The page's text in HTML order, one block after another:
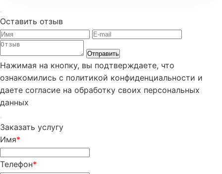
Оставить отзыв
Отправить
Нажимая на кнопку, вы подтверждаете, что
ознакомились с политикой конфиденциальности и
даете согласие на обработку своих персональных
данных
Заказать услугу
Имя*
Телефон*